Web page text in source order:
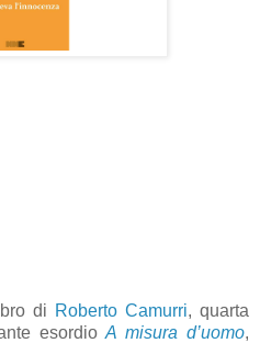
di Roberto Camurri, quarta
esordioA misura d’uomo,